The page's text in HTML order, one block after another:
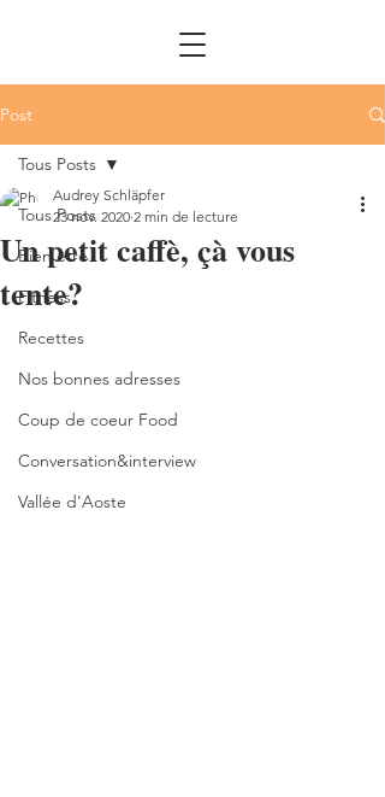
Post
Tous Posts
Bien être
Fitness
Recettes
Nos bonnes adresses
Coup de coeur Food
Conversation&interview
Vallée d'Aoste
Tous Posts
Un petit caffè, çà vous
tente?
Audrey Schläpfer
23 nov. 2020 2 min de lecture